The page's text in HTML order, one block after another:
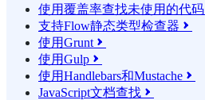
使用覆盖率查找未使用的代码
支持Flow静态类型检查器 
使用Grunt 
使用Gulp 
使用Handlebars和Mustache 
JavaScript文档查找 